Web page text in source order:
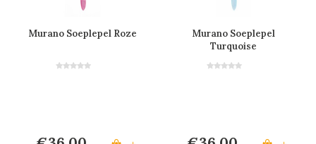
Murano Soeplepel Roze
Murano Soeplepel
Turquoise